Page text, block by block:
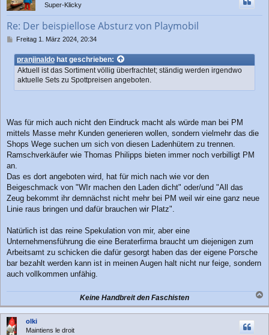
Super-Klicky
Re: Der beispiellose Absturz von Playmobil
B
i
t
g
Freitag 1. März 2024, 20:34
pranjinaldohat geschrieben:
Aktuell ist das Sortiment völlig überfrachtet; ständig werden irgendwo
aktuelle Sets zu Spottpreisen angeboten.
Was für mich auch nicht den Eindruck macht als würde man bei PM
mittels Masse mehr Kunden generieren wollen, sondern vielmehr das die
Shops Wege suchen um sich von diesen Ladenhütern zu trennen.
Ramschverkäufer wie Thomas Philipps bieten immer noch verbilligt PM
an.
Das es dort angeboten wird, hat für mich nach wie vor den
Beigeschmack von "WIr machen den Laden dicht" oder/und "All das
Zeug bekommt ihr demnächst nicht mehr bei PM weil wir eine ganz neue
Linie raus bringen und dafür brauchen wir Platz".
Natürlich ist das reine Spekulation von mir, aber eine
Unternehmensführung die eine Beraterfirma braucht um diejenigen zum
Arbeitsamt zu schicken die dafür gesorgt haben das der eigene Porsche
bar bezahlt werden kann ist in meinen Augen halt nicht nur feige, sondern
auch vollkommen unfähig.
Keine Handbreit den Faschisten
a
c
olki
Maintiens le droit